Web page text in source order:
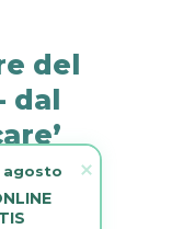
del
dal
agosto